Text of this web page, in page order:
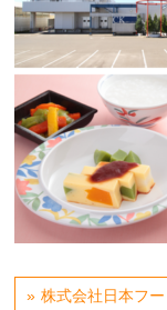
株式会社日本フ